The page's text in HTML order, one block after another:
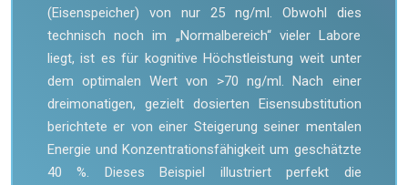
(Eisenspeicher) von nur 25 ng/ml. Obwohl dies
technisch noch im „Normalbereich“ vieler Labore
liegt, ist es für kognitive Höchstleistung weit unter
dem optimalen Wert von >70 ng/ml. Nach einer
dreimonatigen, gezielt dosierten Eisensubstitution
berichtete er von einer Steigerung seiner mentalen
Energie und Konzentrationsfähigkeit um geschätzte
40 %. Dieses Beispiel illustriert perfekt die